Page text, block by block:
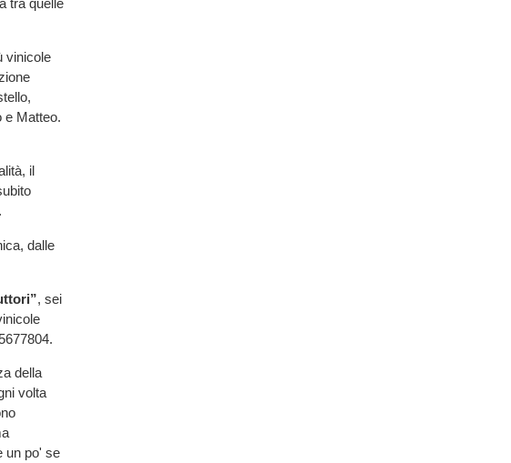
tra quelle
vinicole
e Matteo.
il
dalle
, sei
della
volta
un po' se